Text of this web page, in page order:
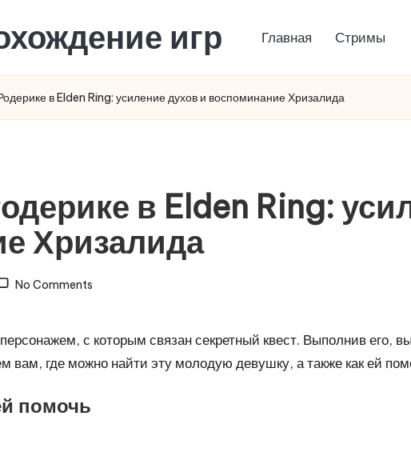
игр Главная Стримы
в Elden Ring: усиление духов и воспоминание Хризалида
в Elden Ring:
Хризалида
No Comments
с которым связан секретный квест. Выполнив его,
вам, где можно найти эту молодую девушку, а также как ей
помочь